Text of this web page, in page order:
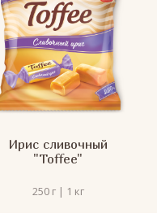
Ирис сливочный
"Toffee"
250 г | 1 кг